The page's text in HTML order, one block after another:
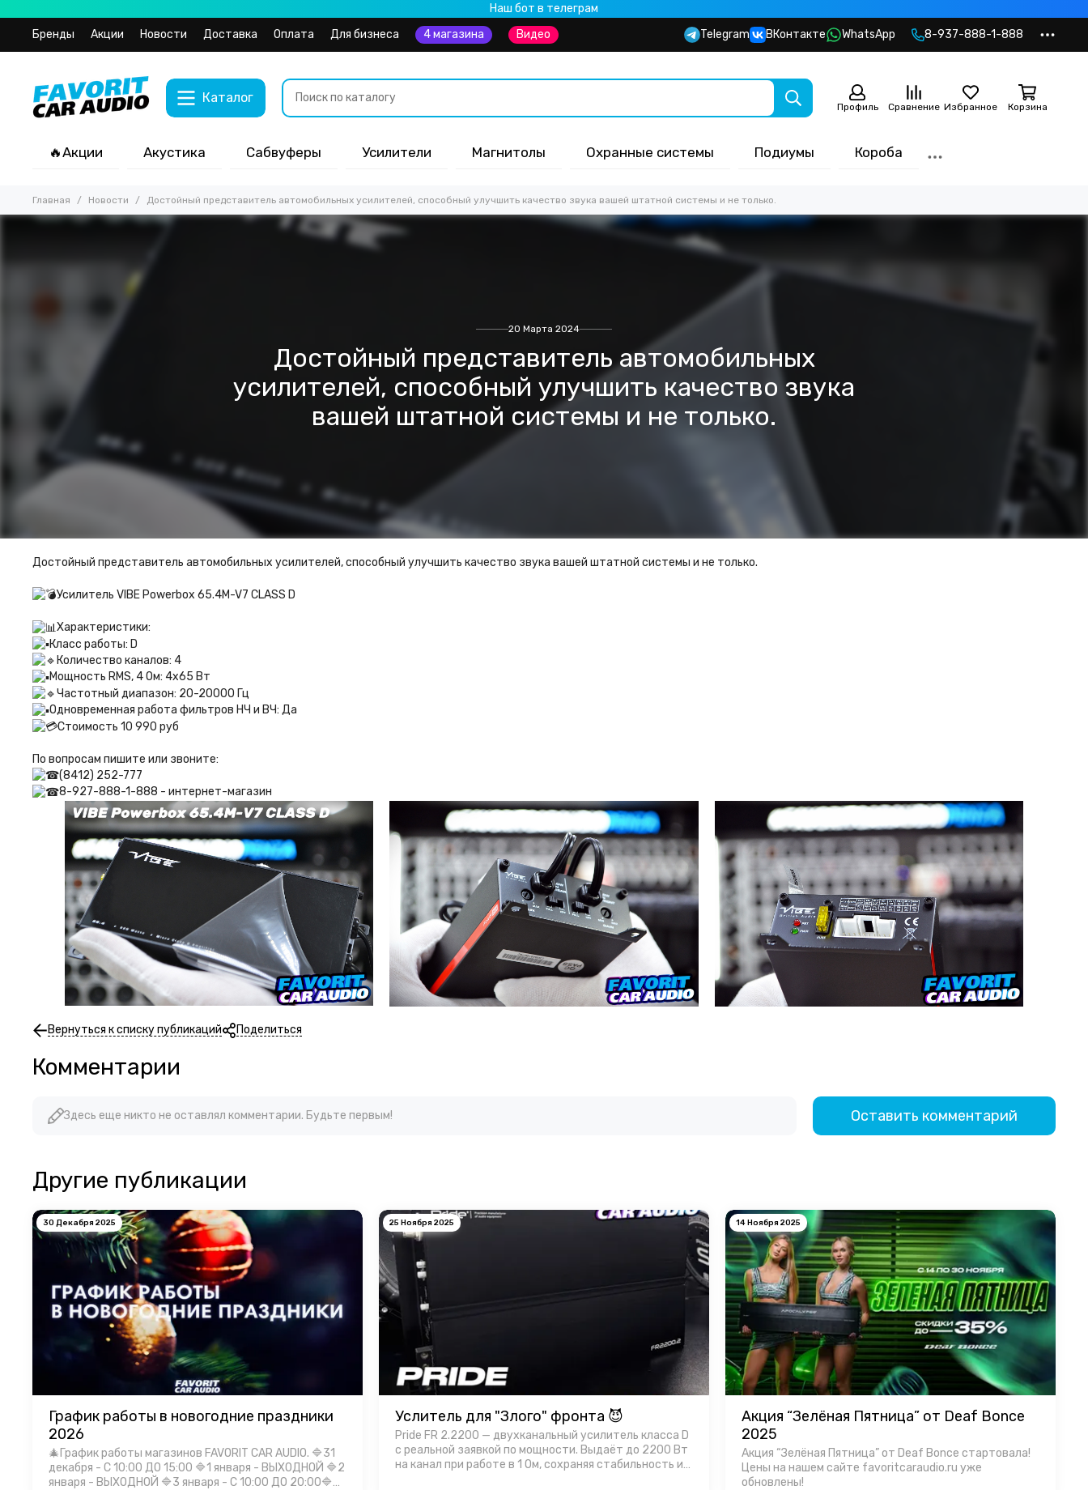
Наш бот в телеграм
Бренды
Акции Новости Доставка Оплата Для бизнеса 4 магазина Видео Telegram ВКонтакте WhatsApp 8-937-888-1-888
Каталог
Профиль Сравнение Избранное Корзина
🔥Акции Акустика Сабвуферы Усилители Магнитолы Охранные системы Подиумы Короба
Главная Новости Достойный представитель автомобильных усилителей, способный улучшить качество звука вашей штатной системы и не только.
20 Марта 2024
Достойный представитель автомобильных
усилителей, способный улучшить качество звука
вашей штатной системы и не только.
Достойный представитель автомобильных усилителей, способный улучшить качество звука вашей штатной системы и не только.
Усилитель VIBE Powerbox 65.4M-V7 CLASS D
Характеристики:
Класс работы: D
Количество каналов: 4
Мощность RMS, 4 Ом: 4х65 Вт
Частотный диапазон: 20-20000 Гц
Одновременная работа фильтров НЧ и ВЧ: Да
Стоимость 10 990 руб
По вопросам пишите или звоните:
(8412) 252-777
8-927-888-1-888 - интернет-магазин
Вернуться к списку публикаций Поделиться
Комментарии
Здесь еще никто не оставлял комментарии. Будьте первым! Оставить комментарий
Другие публикации
30 Декабря 2025
График работы в новогодние праздники
2026
🎄График работы магазинов FAVORIT CAR AUDIO. 🔷31
декабря - С 10:00 ДО 15:00 🔷1 января - ВЫХОДНОЙ 🔷2
января - ВЫХОДНОЙ 🔷3 января - С 10:00 ДО 20:00🔷4
25 Ноября 2025
Услитель для "Злого" фронта 😈
Pride FR 2.2200 — двухканальный усилитель класса D
с реальной заявкой по мощности. Выдаёт до 2200 Вт
на канал при работе в 1 Ом, сохраняя стабильность и
14 Ноября 2025
Акция “Зелёная Пятница” от Deaf Bonce
2025
Акция “Зелёная Пятница” от Deaf Bonce стартовала!
Цены на нашем сайте favoritcaraudio.ru уже
обновлены!